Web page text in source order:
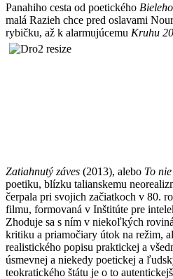
Panahiho cesta od poetického
malá Razieh chce pred oslavami
rybičku, až k alarmujúcemu Kruhu
Zatiahnutý záves (2013), alebo To
poetiku, blízku talianskemu
čerpala pri svojich začiatkoch v 80.
filmu, formovaná v Inštitúte pre
Zhoduje sa s ním v niekoľkých
kritiku a priamočiary útok na režim,
realistického popisu praktickej a
úsmevnej a niekedy poetickej a
teokratického štátu je o to